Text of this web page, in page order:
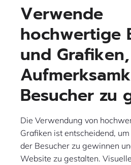
Verwende
hochwertige
und
Besucher zu
Die Verwendung von
Grafiken ist entscheidend,
der Besucher zu gewinnen
Website zu gestalten.